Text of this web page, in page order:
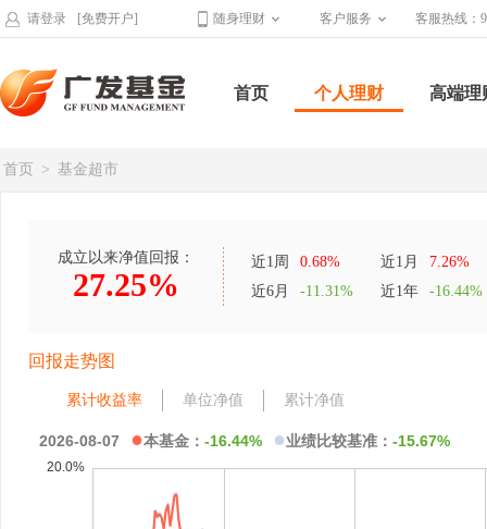
请登录 [免费开户] 随身理财 客户服务 客服热线：
首页 个人理财 高端理
首页 > 基金超市
成立以来净值回报：
27.25%
近1周 0.68% 近1月
7.26%
近6月
-11.31% 近1年 -16.44%
回报走势图
累计收益率 单位净值 累计净值
2026-08-07 ●本基金： -16.44% ●业绩比较基准： -15.67%